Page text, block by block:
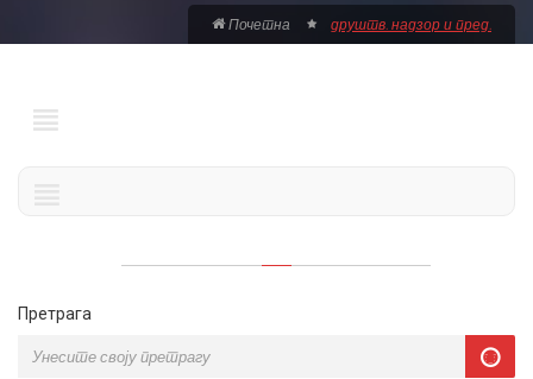
Почетна друштв. надзор и пред.
Претрага